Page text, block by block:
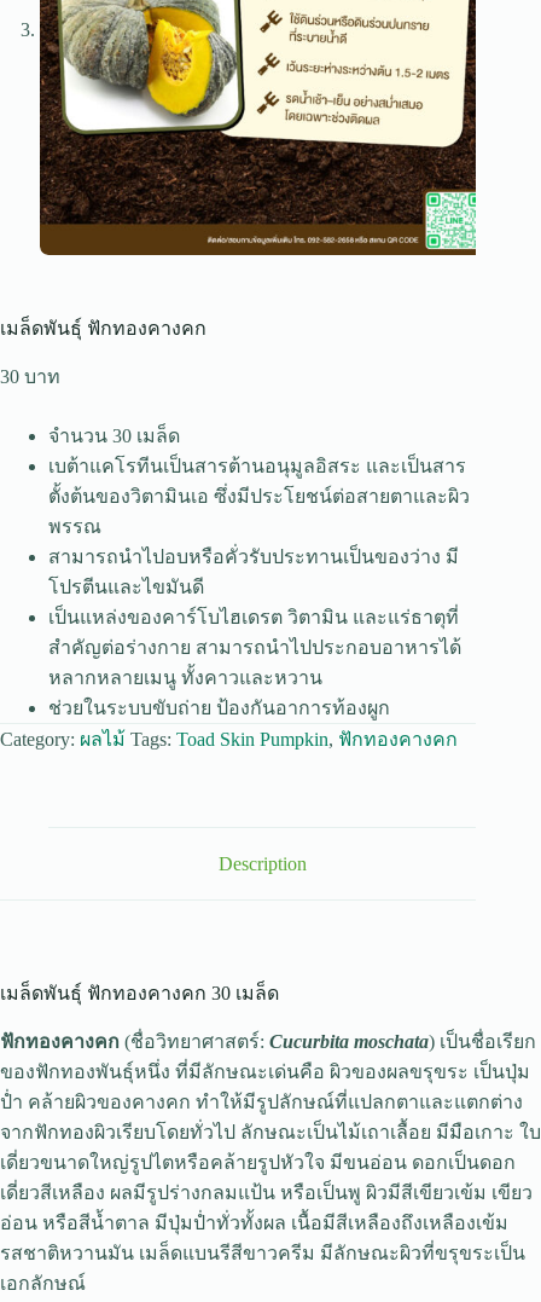
เมล็ดพันธุ์ ฟักทองคางคก
30
จำนวน 30 เมล็ด
เบต้าแคโรทีนเป็นสารต้านอนุมูลอิสระ และเป็นสาร
ตั้งต้นของวิตามินเอ ซึ่งมีประโยชน์ต่อสายตาและผิว
พรรณ
สามารถนำไปอบหรือคั่วรับประทานเป็นของว่าง มี
โปรตีนและไขมันดี
เป็นแหล่งของคาร์โบไฮเดรต วิตามิน และแร่ธาตุที่
สำคัญต่อร่างกาย สามารถนำไปประกอบอาหารได้
หลากหลายเมนู ทั้งคาวและหวาน
ช่วยในระบบขับถ่าย ป้องกันอาการท้องผูก
Category: ผลไม้ Tags: Toad Skin Pumpkin, ฟักทองคางคก
Description
เมล็ดพันธุ์ ฟักทองคางคก 30 เมล็ด
ฟักทองคางคก (ชื่อวิทยาศาสตร์: Cucurbita moschata) เป็นชื่อเรียก
ของฟักทองพันธุ์หนึ่ง ที่มีลักษณะเด่นคือ ผิวของผลขรุขระ เป็นปุ่ม
ป่ำ คล้ายผิวของคางคก ทำให้มีรูปลักษณ์ที่แปลกตาและแตกต่าง
จากฟักทองผิวเรียบโดยทั่วไป ลักษณะเป็นไม้เถาเลื้อย มีมือเกาะ ใบ
เดี่ยวขนาดใหญ่รูปไตหรือคล้ายรูปหัวใจ มีขนอ่อน ดอกเป็นดอก
เดี่ยวสีเหลือง ผลมีรูปร่างกลมแป้น หรือเป็นพู ผิวมีสีเขียวเข้ม เขียว
อ่อน หรือสีน้ำตาล มีปุ่มป่ำทั่วทั้งผล เนื้อมีสีเหลืองถึงเหลืองเข้ม
รสชาติหวานมัน เมล็ดแบนรีสีขาวครีม มีลักษณะผิวที่ขรุขระเป็น
เอกลักษณ์